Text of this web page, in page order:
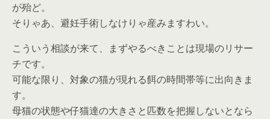
が殆ど。
そりゃあ、避妊手術しなけりゃ産みますわい。
こういう相談が来て、まずやるべきことは現場のリサー
チです。
可能な限り、対象の猫が現れる餌の時間帯等に出向きま
す。
母猫の状態や仔猫達の大きさと匹数を把握しないとなら